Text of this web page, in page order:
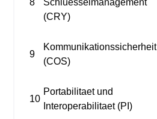
8
Schluesselmanagement
(CRY)
9
Kommunikationssicherheit
(COS)
10
Portabilitaet und
Interoperabilitaet (PI)